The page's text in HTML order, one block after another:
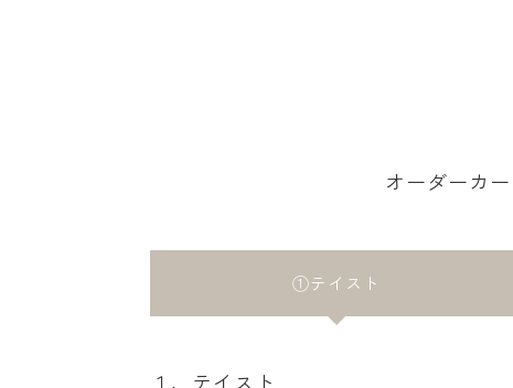
オーダーカ
①テイスト
１、テイスト